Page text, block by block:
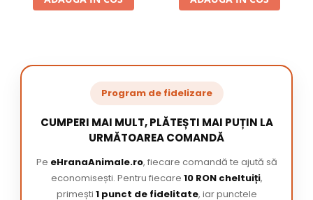
Program de fidelizare
CUMPERI MAI MULT, PLĂTEȘTI MAI PUȚIN LA
URMĂTOAREA COMANDĂ
Pe eHranaAnimale.ro, fiecare comandă te ajută să
economisești. Pentru fiecare 10 RON cheltuiți,
primești 1 punct de fidelitate, iar punctele